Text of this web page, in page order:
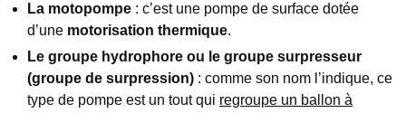
La motopompe : c’est une pompe de surface dotée
d’une motorisation thermique.
Le groupe hydrophore ou le groupe surpresseur
(groupe de surpression) : comme son nom l’indique, ce
type de pompe est un tout qui regroupe un ballon à